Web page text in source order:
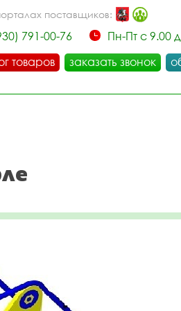
поставщиков:
791-00-76
Пн-Пт с 9.00
товаров
заказать звонок